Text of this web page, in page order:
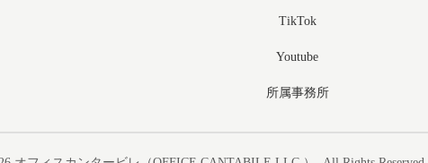
TikTok
Youtube
所属事務所